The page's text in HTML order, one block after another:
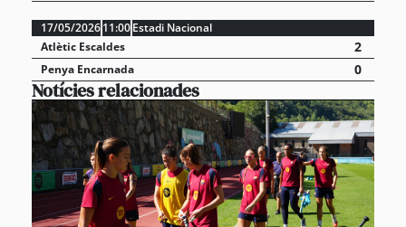
17/05/202611:00Estadi Nacional
Atlètic Escaldes
2
Penya Encarnada 0
Notícies relacionades